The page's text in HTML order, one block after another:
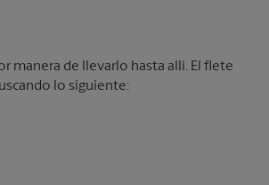
manera de llevarlo hasta allí. El flete
lo siguiente: